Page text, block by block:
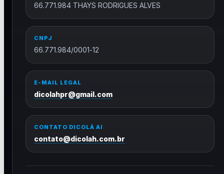
66.771.984 THAYS RODRIGUES ALVES
CNPJ
66.771.984/0001-12
E-MAIL LEGAL
dicolahpr@gmail.com
CONTATO DICOLÁ AI
contato@dicolah.com.br